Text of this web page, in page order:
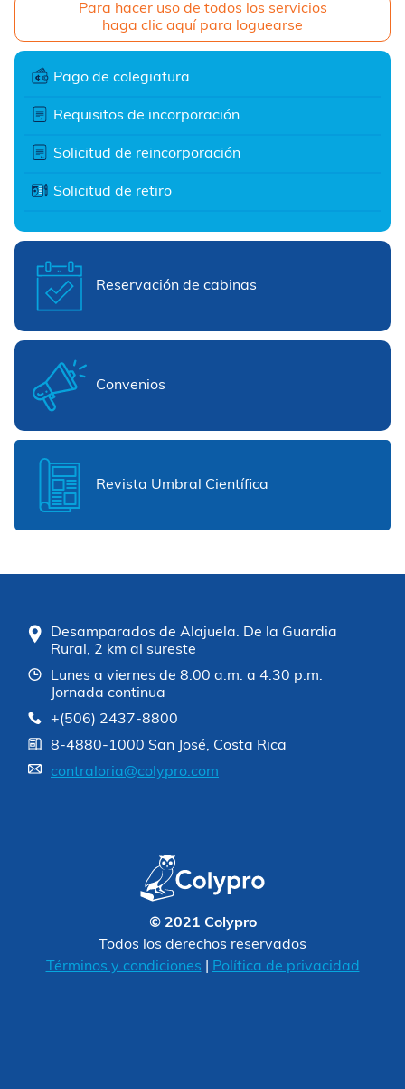
Para hacer uso de todos los servicios
haga clic aquí para loguearse
Pago de colegiatura
Requisitos de incorporación
Solicitud de reincorporación
Solicitud de retiro
Reservación de cabinas
Convenios
Revista Umbral Científica
Desamparados de Alajuela. De la Guardia
Rural, 2 km al sureste
Lunes a viernes de 8:00 a.m. a 4:30 p.m.
Jornada continua
+(506) 2437-8800
8-4880-1000 San José, Costa Rica
contraloria@colypro.com
© 2021 Colypro
Todos los derechos reservados
Términos y condiciones
Política de privacidad